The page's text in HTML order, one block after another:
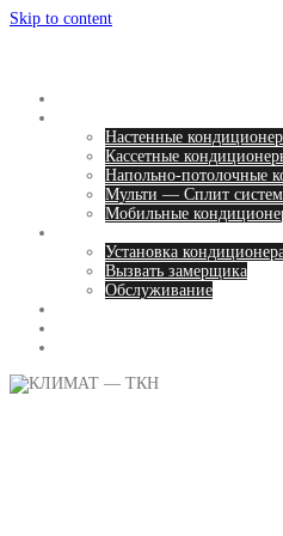
Skip to content
Настенные
Кассетные
Напольно-потолочные
Мульти — Сплит
Мобильные
Установка
Вызвать замерщика
Обслуживание